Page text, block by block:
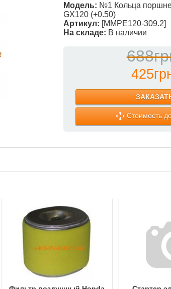
Модель: №1 Кольца
GX120 (+0.50)
Артикул: [ММРЕ120-309.2]
На складе: В наличии
Стоимость